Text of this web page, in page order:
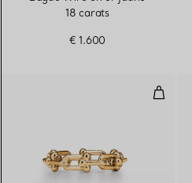
18 carats
€ 1.600